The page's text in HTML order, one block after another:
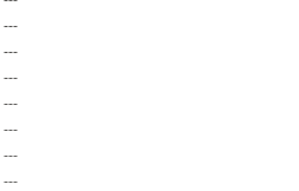
---
---
---
---
---
---
---